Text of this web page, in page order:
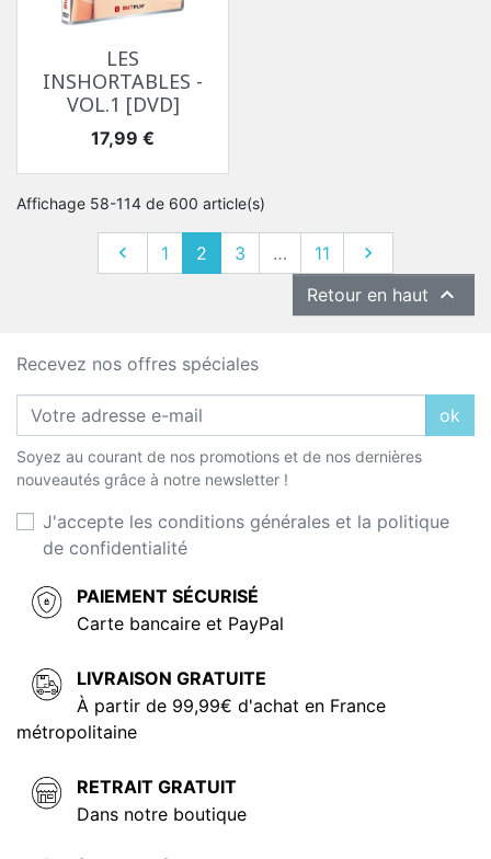
LES
INSHORTABLES -
VOL.1 [DVD]
Prix
17,99 €
Affichage 58-114 de 600 article(s)
Précédent
 1 2 3 … 11 Suivant

Retour en haut 
Recevez nos offres spéciales
ok
Soyez au courant de nos promotions et de nos dernières
nouveautés grâce à notre newsletter !
J'accepte les conditions générales et la politique
de confidentialité
PAIEMENT SÉCURISÉ
Carte bancaire et PayPal
LIVRAISON GRATUITE
À partir de 99,99€ d'achat en France
métropolitaine
RETRAIT GRATUIT
Dans notre boutique